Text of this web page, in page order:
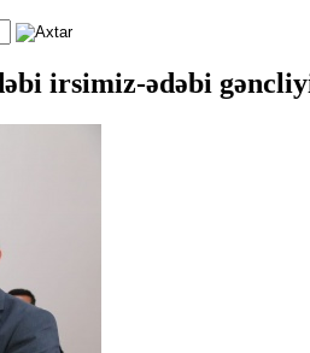
irsimiz-ədəbi